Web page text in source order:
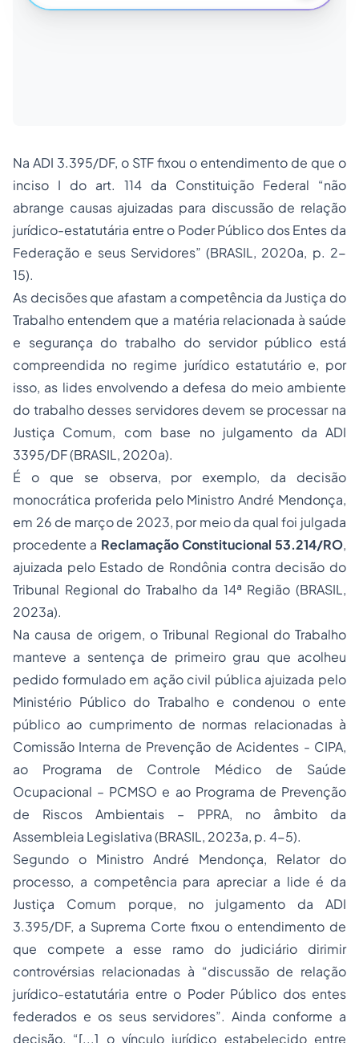
Na ADI 3.395/DF, o STF fixou o entendimento de que o
inciso I do art. 114 da Constituição Federal “não
abrange causas ajuizadas para discussão de relação
jurídico-estatutária entre o Poder Público dos Entes da
Federação e seus Servidores” (BRASIL, 2020a, p. 2-
15).
As decisões que afastam a competência da Justiça do
Trabalho entendem que a matéria relacionada à saúde
e segurança do trabalho do servidor público está
compreendida no regime jurídico estatutário e, por
isso, as lides envolvendo a defesa do meio ambiente
do trabalho desses servidores devem se processar na
Justiça Comum, com base no julgamento da ADI
3395/DF (BRASIL, 2020a).
É o que se observa, por exemplo, da decisão
monocrática proferida pelo Ministro André Mendonça,
em 26 de março de 2023, por meio da qual foi julgada
procedente a Reclamação Constitucional 53.214/RO,
ajuizada pelo Estado de Rondônia contra decisão do
Tribunal Regional do Trabalho da 14ª Região (BRASIL,
2023a).
Na causa de origem, o Tribunal Regional do Trabalho
manteve a sentença de primeiro grau que acolheu
pedido formulado em ação civil pública ajuizada pelo
Ministério Público do Trabalho e condenou o ente
público ao cumprimento de normas relacionadas à
Comissão Interna de Prevenção de Acidentes - CIPA,
ao Programa de Controle Médico de Saúde
Ocupacional – PCMSO e ao Programa de Prevenção
de Riscos Ambientais – PPRA, no âmbito da
Assembleia Legislativa (BRASIL, 2023a, p. 4-5).
Segundo o Ministro André Mendonça, Relator do
processo, a competência para apreciar a lide é da
Justiça Comum porque, no julgamento da ADI
3.395/DF, a Suprema Corte fixou o entendimento de
que compete a esse ramo do judiciário dirimir
controvérsias relacionadas à “discussão de relação
jurídico-estatutária entre o Poder Público dos entes
federados e os seus servidores”. Ainda conforme a
decisão, “[...] o vínculo jurídico estabelecido entre